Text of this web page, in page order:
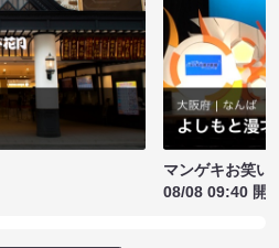
マンゲキお笑い
08/08 09:40 開